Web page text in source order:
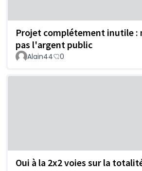
Projet complétement inutile :
pas l'argent public
Alain44 0
Oui à la 2x2 voies sur la